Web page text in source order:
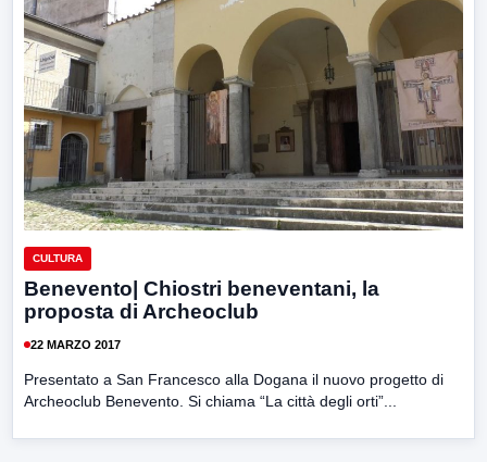
CULTURA
Benevento| Chiostri beneventani, la
proposta di Archeoclub
22 MARZO 2017
Presentato a San Francesco alla Dogana il nuovo progetto di
Archeoclub Benevento. Si chiama “La città degli orti”...